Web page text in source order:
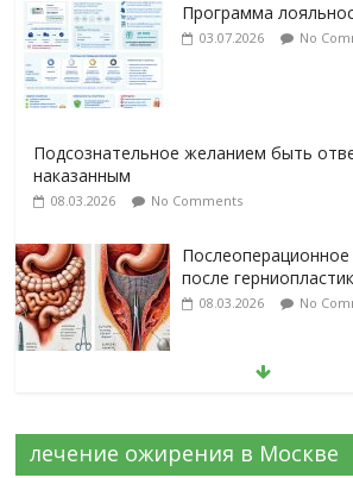
Программа
03.07.2026 No
Подсознательное желанием быть
наказанным
08.03.2026 No Comments
после
08.03.2026 No
технологии
06.03.2026 No
лечение ожирения в Москве